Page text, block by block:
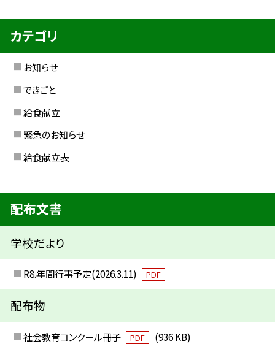
カテゴリ
お知らせ
できごと
給食献立
緊急のお知らせ
給食献立表
配布文書
学校だより
R8.年間行事予定(2026.3.11) PDF
配布物
社会教育コンクール冊子 PDF
(936 KB)